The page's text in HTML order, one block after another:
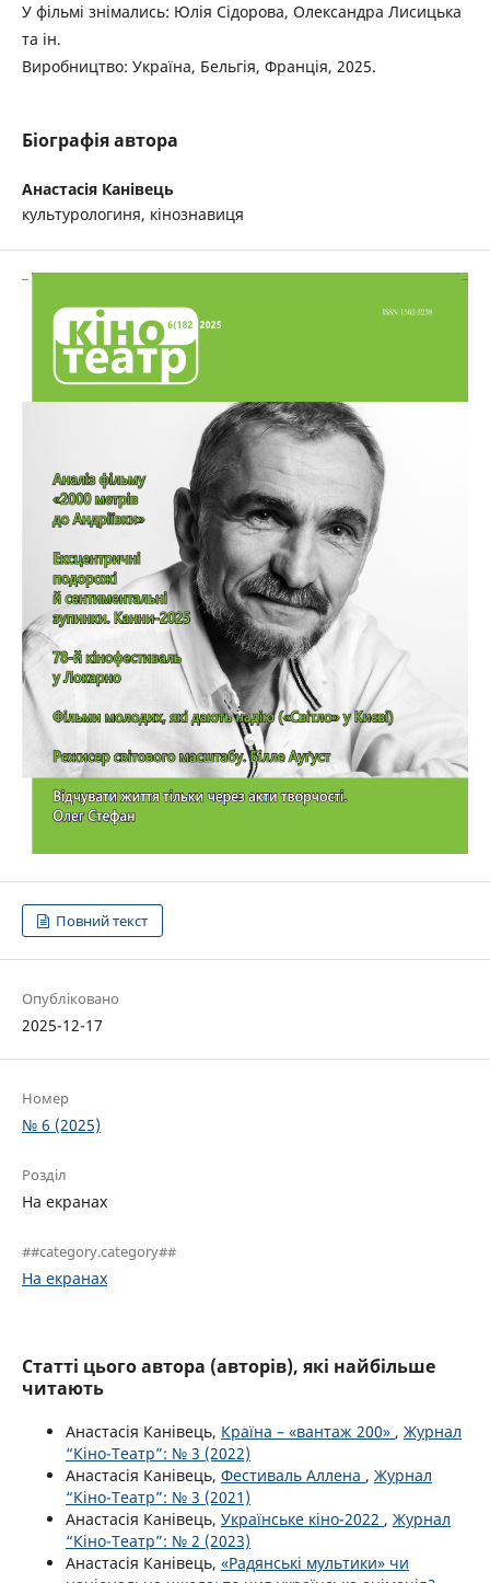
У фільмі знімались: Юлія Сідорова, Олександра Лисицька
та ін.
Виробництво: Україна, Бельгія, Франція, 2025.
Біографія автора
Анастасія Канівець
культурологиня, кінознавиця
Повний текст
Опубліковано
2025-12-17
Номер
№ 6 (2025)
Розділ
На екранах
##category.category##
На екранах
Статті цього автора (авторів), які найбільше
читають
Анастасія Канівець, Країна – «вантаж 200» , Журнал
“Кіно-Театр”: № 3 (2022)
Анастасія Канівець, Фестиваль Аллена , Журнал
“Кіно-Театр”: № 3 (2021)
Анастасія Канівець, Українське кіно-2022 , Журнал
“Кіно-Театр”: № 2 (2023)
Анастасія Канівець, «Радянські мультики» чи